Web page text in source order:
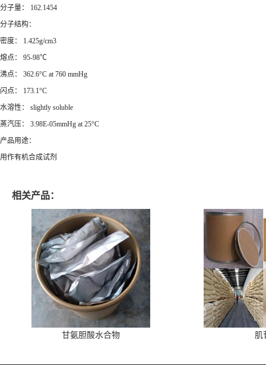
分子量： 162.1454
分子结构：
密度： 1.425g/cm3
熔点： 95-98℃
沸点： 362.6°C at 760 mmHg
闪点： 173.1°C
水溶性： slightly soluble
蒸汽压： 3.98E-05mmHg at 25°C
产品用途：
用作有机合成试剂
相关产品：
甘氨胆酸水合物 肌